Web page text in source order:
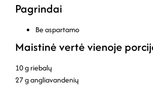
Pagrindai
Be aspartamo
Maistinė vertė vienoje
10 g riebalų
27 g angliavandenių